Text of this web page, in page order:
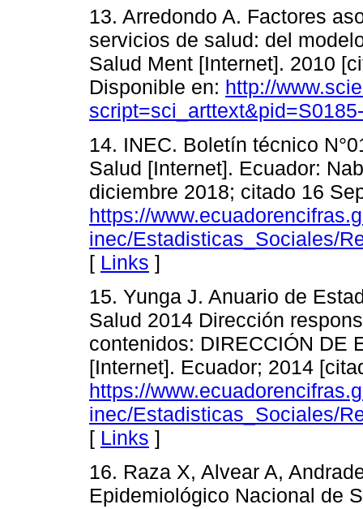
13. Arredondo A. Factores
servicios de salud: del
Salud Ment [Internet]. 2010
Disponible en: http://
14. INEC. Boletín técnico
Salud [Internet]. Ecuador:
diciembre 2018; citado 16
https://
inec/Estadisticas_Sociales/
[ Links ]
15. Yunga J. Anuario de
Salud 2014 Dirección
contenidos: DIRECCIÓN DE
[Internet]. Ecuador; 2014
https://
inec/Estadisticas_Sociales/
[ Links ]
16. Raza X, Alvear A,
Epidemiológico Nacional de